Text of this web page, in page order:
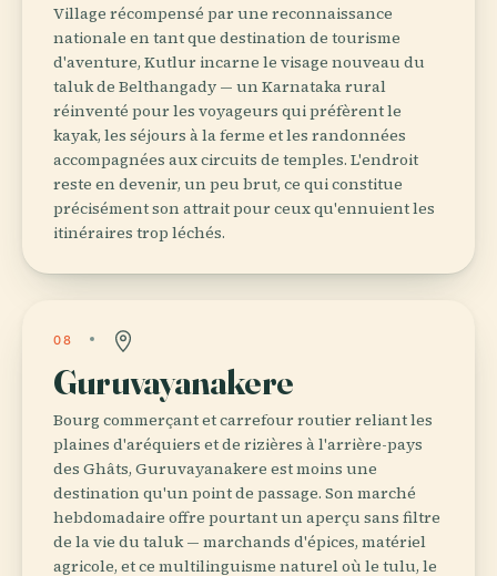
Village récompensé par une reconnaissance
nationale en tant que destination de tourisme
d'aventure, Kutlur incarne le visage nouveau du
taluk de Belthangady — un Karnataka rural
réinventé pour les voyageurs qui préfèrent le
kayak, les séjours à la ferme et les randonnées
accompagnées aux circuits de temples. L'endroit
reste en devenir, un peu brut, ce qui constitue
précisément son attrait pour ceux qu'ennuient les
itinéraires trop léchés.
08
Guruvayanakere
Bourg commerçant et carrefour routier reliant les
plaines d'aréquiers et de rizières à l'arrière-pays
des Ghâts, Guruvayanakere est moins une
destination qu'un point de passage. Son marché
hebdomadaire offre pourtant un aperçu sans filtre
de la vie du taluk — marchands d'épices, matériel
agricole, et ce multilinguisme naturel où le tulu, le